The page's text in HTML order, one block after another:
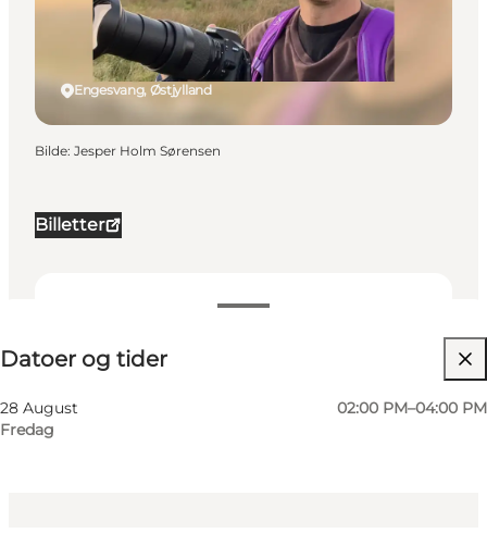
Billetter
Datoer og tider
28 August
Fredag
02:00 PM–04:00 PM
Besøk nettside
Min virksomhed, Mig selv, Min partner, Venner,
Engesvang, Østjylland
Bilde: Jesper Holm Sørensen